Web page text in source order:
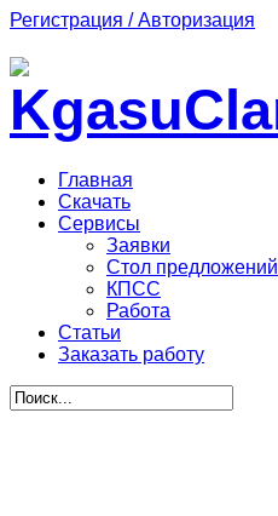
Регистрация / Авторизация
Главная
Скачать
Сервисы
Заявки
Стол предложений
КПСС
Работа
Статьи
Заказать работу